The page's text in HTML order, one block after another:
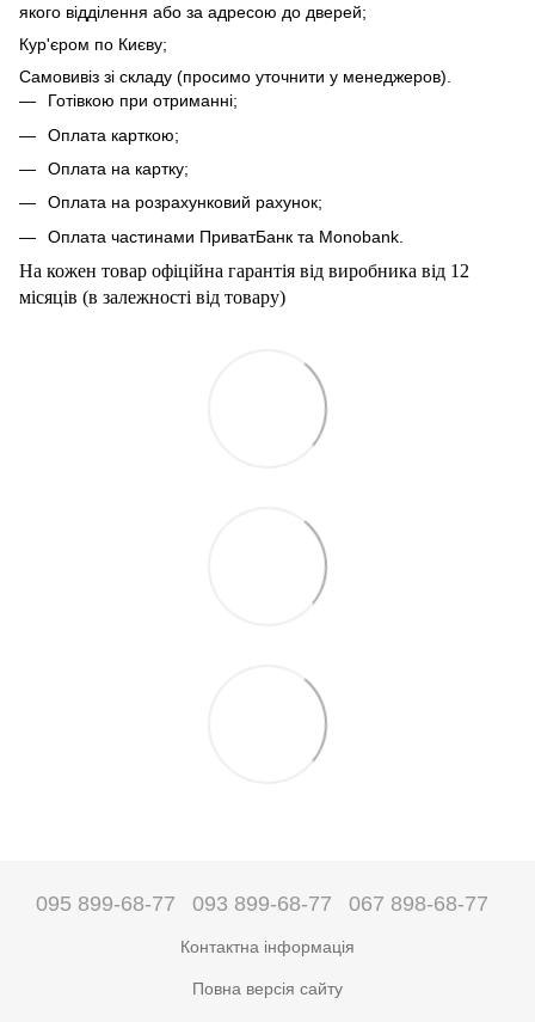
якого відділення або за адресою до дверей;
Кур'єром по Києву;
Самовивіз зі складу (просимо уточнити у менеджеров).
Готівкою при отриманні;
Оплата карткою;
Оплата на картку;
Оплата на розрахунковий рахунок;
Оплата частинами ПриватБанк та Мonobank.
На кожен товар офіційна гарантія від виробника від 12
місяців (в залежності від товару)
095 899-68-77 093 899-68-77 067 898-68-77
Контактна інформація
Повна версія сайту